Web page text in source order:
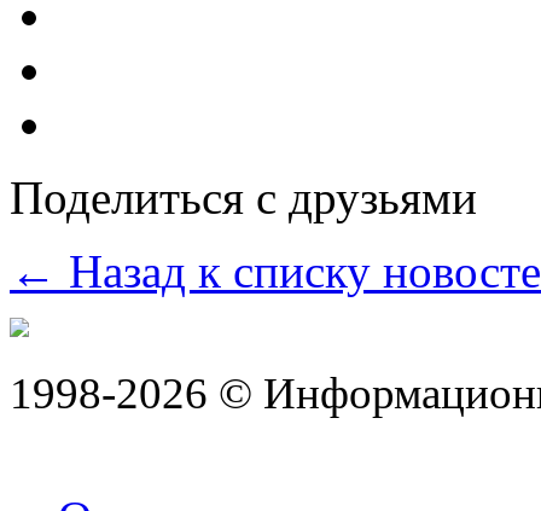
Поделиться с друзьями
← Назад к списку
1998-2026 ©